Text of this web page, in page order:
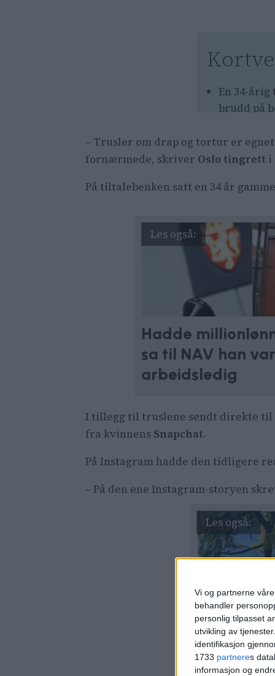
Vi og partnerne
behandler
personlig tilpasset
utvikling av tjenester.
identifikasjon
1733 partneres
informasjon og
En 34-
brudd på
I tillegg
sosiale
Oslo
– Trusler om drap og tortur er
fornærmede, skriver Oslo tingrett i
På tiltalebenken satt en 34 år
Hadde
sa til NAV han var
arbeidsledig
I tillegg til truslene sendt direkte til
fra kvinnens Snapchat.
På Instagram hadde den tidligere
– På den ene Instagram-storyen